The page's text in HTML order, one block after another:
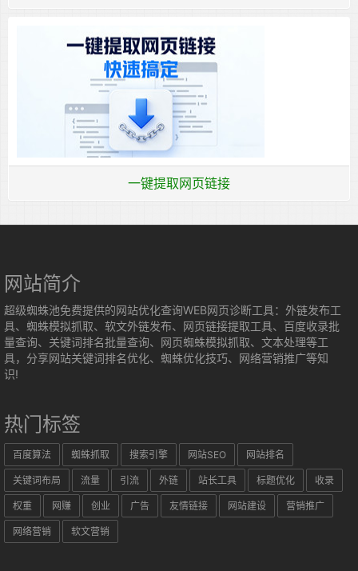
一键提取网页链接
网站简介
超级蜘蛛池免费提供的网站优化查询WEB网页诊断工具：外链发布工
具、蜘蛛模拟抓取、软文外链发布、网页链接提取工具、百度收录批
量查询、关键词排名批量查询、网页蜘蛛模拟抓取、文本处理等工
具，分享网站关键词排名优化、蜘蛛优化技巧、网络营销推广等知
识!
热门标签
百度算法 蜘蛛抓取 搜索引擎 网站SEO 网站排名
关键词布局 流量 引流 外链 站长工具 标题优化 收录
权重 网赚 创业 广告 友情链接 网站建设 营销推广
网络营销 软文营销